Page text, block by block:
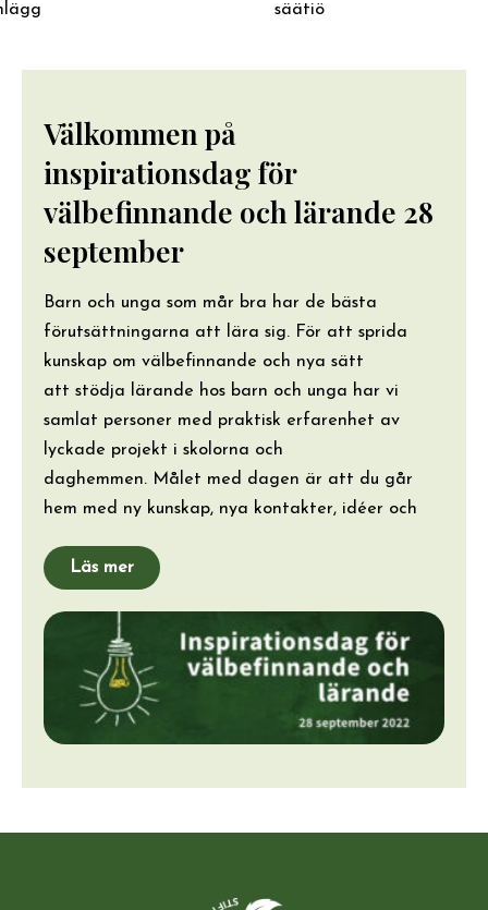
säätiö
Välkommen på
inspirationsdag för
välbefinnande och lärande 28
september
Barn och unga som mår bra har de bästa
förutsättningarna att lära sig. För att sprida
kunskap om välbefinnande och nya sätt
att stödja lärande hos barn och unga har vi
samlat personer med praktisk erfarenhet av
lyckade projekt i skolorna och
daghemmen. Målet med dagen är att du går
hem med ny kunskap, nya kontakter, idéer och
Läs mer